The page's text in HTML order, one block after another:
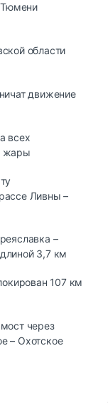
Тюмени
области
движение
всех
жары
Ливны –
–
3,7 км
107 км
через
– Охотское